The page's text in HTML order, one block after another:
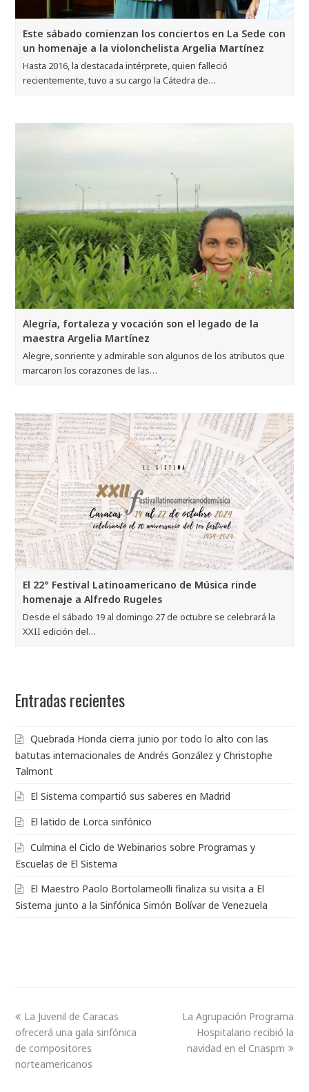
Este sábado comienzan los conciertos en La Sede con
un homenaje a la violonchelista Argelia Martínez
Hasta 2016, la destacada intérprete, quien falleció
recientemente, tuvo a su cargo la Cátedra de…
Alegría, fortaleza y vocación son el legado de la
maestra Argelia Martínez
Alegre, sonriente y admirable son algunos de los atributos que
marcaron los corazones de las…
El 22° Festival Latinoamericano de Música rinde
homenaje a Alfredo Rugeles
Desde el sábado 19 al domingo 27 de octubre se celebrará la
XXII edición del…
Entradas recientes
Quebrada Honda cierra junio por todo lo alto con las
batutas internacionales de Andrés González y Christophe
Talmont
El Sistema compartió sus saberes en Madrid
El latido de Lorca sinfónico
Culmina el Ciclo de Webinarios sobre Programas y
Escuelas de El Sistema
El Maestro Paolo Bortolameolli finaliza su visita a El
Sistema junto a la Sinfónica Simón Bolívar de Venezuela
La Juvenil de Caracas
ofrecerá una gala sinfónica
de compositores
norteamericanos
La Agrupación Programa
Hospitalario recibió la
navidad en el Cnaspm